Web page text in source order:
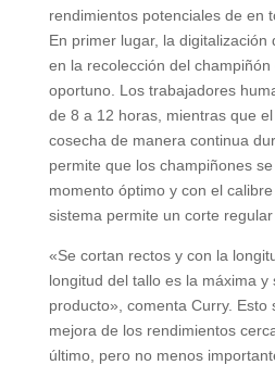
rendimientos potenciales de en
En primer lugar, la digitalización
en la recolección del
oportuno. Los trabajadores
de 8 a 12 horas, mientras que
cosecha de manera continua
permite que los champiñones
momento óptimo y con el
sistema permite un corte regular
«Se cortan rectos y con la
longitud del tallo es la máxima
producto», comenta Curry. Esto
mejora de los rendimientos
último, pero no menos